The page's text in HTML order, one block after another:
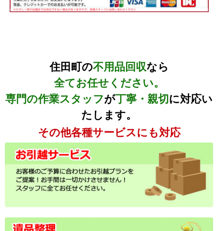
住田町の不用品回収なら
全てお任せください。
専門の作業スタッフが丁寧・親切 に対応い
たします。
その他各種サービスにも対応